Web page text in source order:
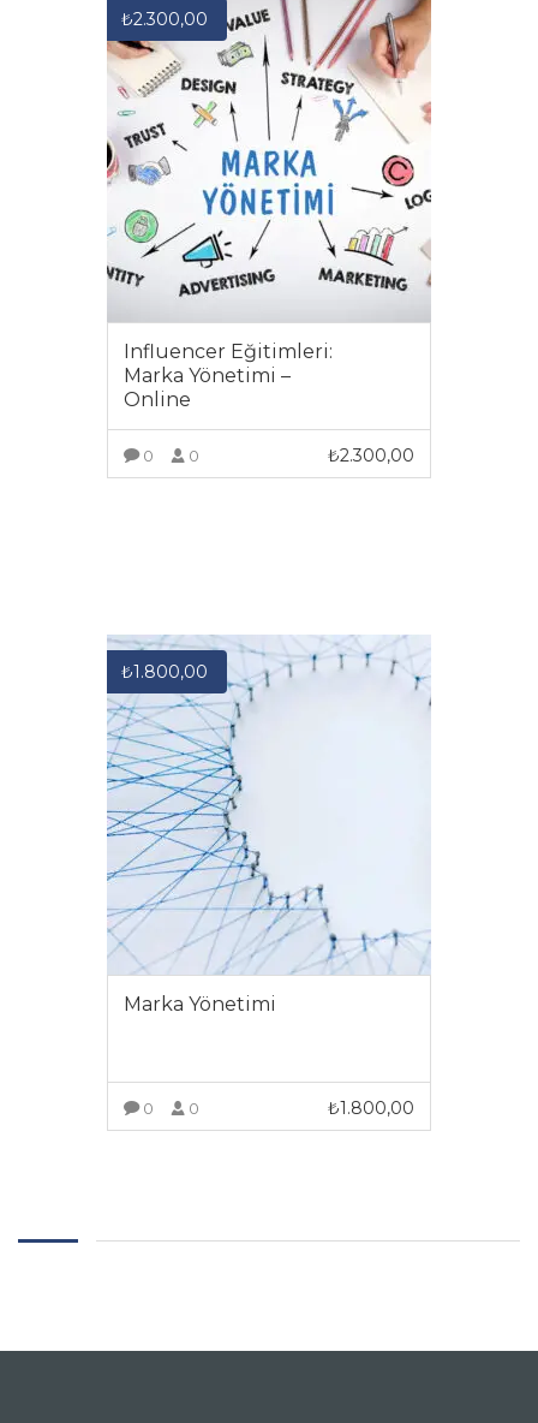
₺2.300,00
Influencer Eğitimleri:
Marka Yönetimi –
Online
0 0 ₺2.300,00
₺1.800,00
Marka Yönetimi
0 0 ₺1.800,00